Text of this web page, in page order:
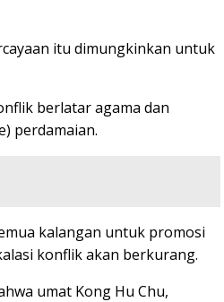
itu dimungkinkan untuk
berlatar agama dan
perdamaian.
kalangan untuk promosi
konflik akan berkurang.
umat Kong Hu Chu,